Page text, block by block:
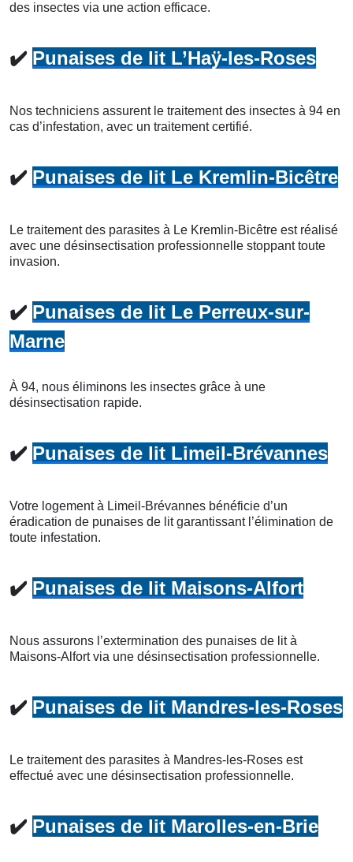
des insectes via une action efficace.
✔️ Punaises de lit L’Haÿ-les-Roses
Nos techniciens assurent le traitement des insectes à 94 en
cas d’infestation, avec un traitement certifié.
✔️ Punaises de lit Le Kremlin-Bicêtre
Le traitement des parasites à Le Kremlin-Bicêtre est réalisé
avec une désinsectisation professionnelle stoppant toute
invasion.
✔️ Punaises de lit Le Perreux-sur-
Marne
À 94, nous éliminons les insectes grâce à une
désinsectisation rapide.
✔️ Punaises de lit Limeil-Brévannes
Votre logement à Limeil-Brévannes bénéficie d’un
éradication de punaises de lit garantissant l’élimination de
toute infestation.
✔️ Punaises de lit Maisons-Alfort
Nous assurons l’extermination des punaises de lit à
Maisons-Alfort via une désinsectisation professionnelle.
✔️ Punaises de lit Mandres-les-Roses
Le traitement des parasites à Mandres-les-Roses est
effectué avec une désinsectisation professionnelle.
✔️ Punaises de lit Marolles-en-Brie